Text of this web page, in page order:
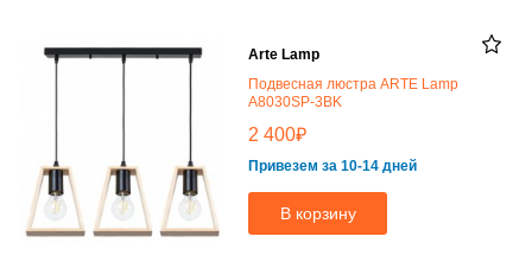
Arte Lamp
Подвесная люстра ARTE Lamp
A8030SP-3BK
2 400₽
Привезем за 10-14 дней
В корзину